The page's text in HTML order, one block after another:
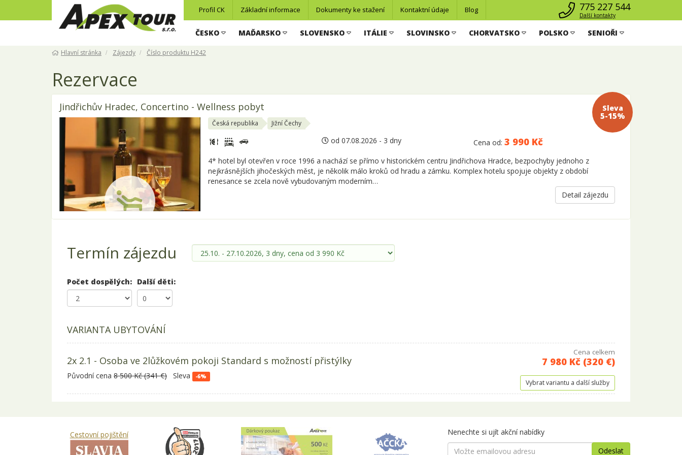
Profil CK Základní informace Dokumenty ke stažení Kontaktní údaje Blog 775 227 544
Další kontakty
ČESKO MAĎARSKO SLOVENSKO ITÁLIE SLOVINSKO CHORVATSKO POLSKO SENIOŘI
Hlavní stránka Zájezdy Číslo produktu H242
Rezervace
Sleva 5-
15%
Jindřichův Hradec, Concertino - Wellness pobyt
Česká republika Jižní Čechy
od 07.08.2026 - 3 dny Cena od:3 990 Kč
4* hotel byl otevřen v roce 1996 a nachází se přímo v historickém centru Jindřichova Hradce, bezpochyby jednoho z
nejkrásnějších jihočeských měst, je několik málo kroků od hradu a zámku. Komplex hotelu spojuje objekty z období
renesance se zcela nově vybudovaným moderním…
Detail zájezdu
Termín zájezdu
Počet dospělých: Další děti:
VARIANTA UBYTOVÁNÍ
2x 2.1 - Osoba ve 2lůžkovém pokoji Standard s možností přistýlky
Původní cena 8 500 Kč (341 €) Sleva -6%
Cena celkem
7 980 Kč (320 €)
Vybrat variantu a další služby
Cestovní pojištění Nenechte si ujít akční nabídky